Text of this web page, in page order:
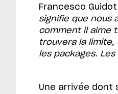
Francesco
signifie que nous
comment il aime
trouvera la
les packages.
Une arrivée dont